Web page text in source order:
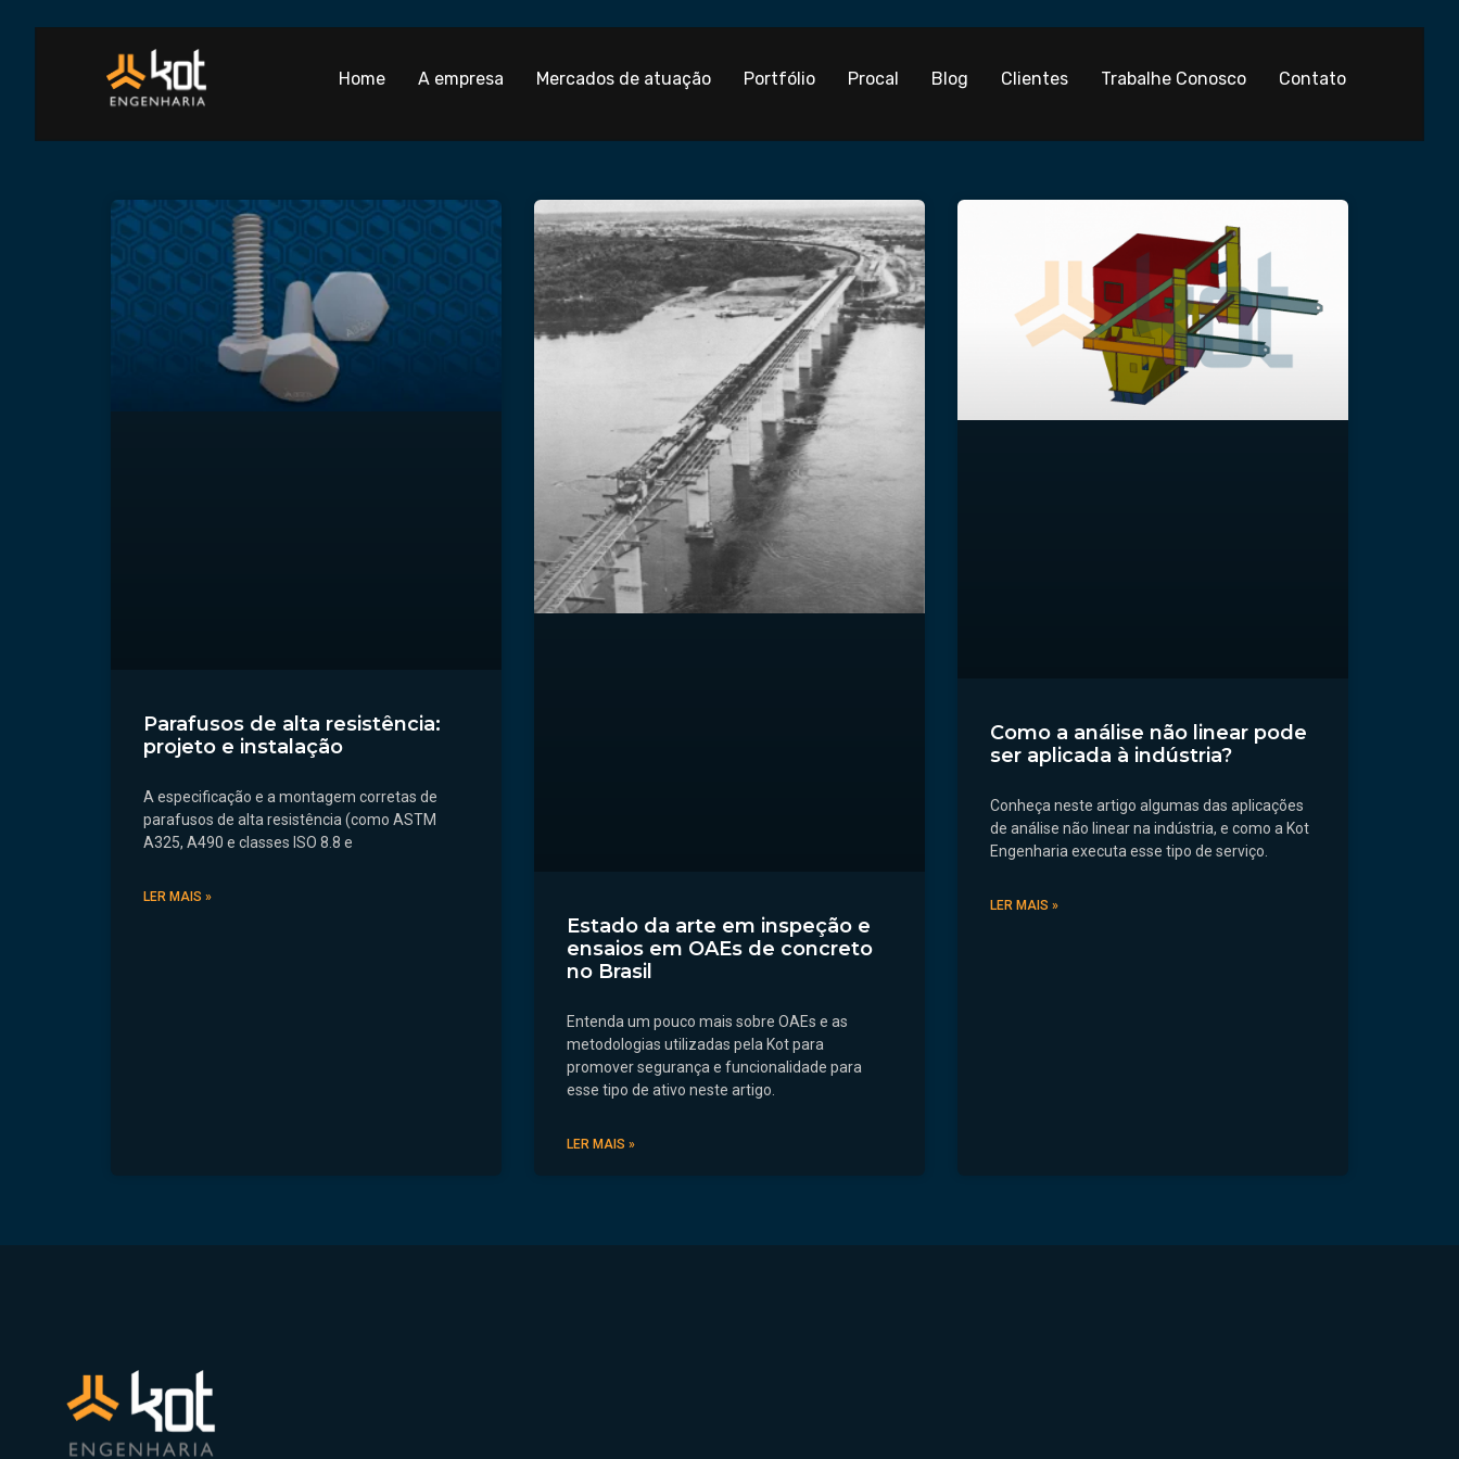
Home A empresa Mercados de atuação Portfólio Procal Blog Clientes Trabalhe Conosco Contato
Parafusos de alta resistência:
projeto e instalação
A especificação e a montagem corretas de
parafusos de alta resistência (como ASTM
A325, A490 e classes ISO 8.8 e
LER MAIS »
Estado da arte em inspeção e
ensaios em OAEs de concreto
no Brasil
Entenda um pouco mais sobre OAEs e as
metodologias utilizadas pela Kot para
promover segurança e funcionalidade para
esse tipo de ativo neste artigo.
LER MAIS »
Como a análise não linear pode
ser aplicada à indústria?
Conheça neste artigo algumas das aplicações
de análise não linear na indústria, e como a Kot
Engenharia executa esse tipo de serviço.
LER MAIS »